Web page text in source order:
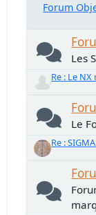
Forum
Les
Re : Le
Le
Re :